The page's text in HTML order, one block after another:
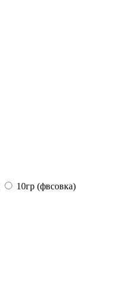
10гр (фвсовка)